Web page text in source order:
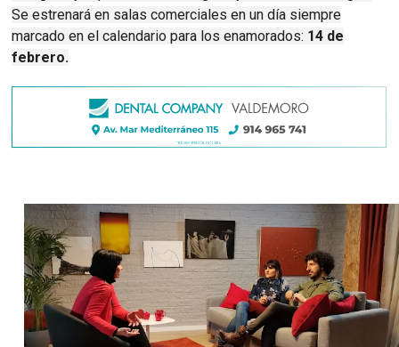
Se estrenará en salas comerciales en un día siempre
marcado en el calendario para los enamorados: 14 de
febrero.